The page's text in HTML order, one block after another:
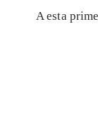
A esta